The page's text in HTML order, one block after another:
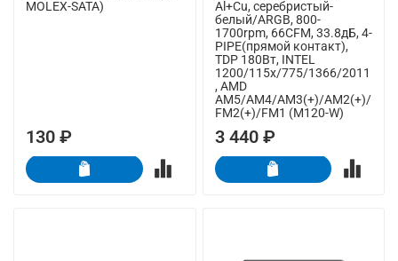
MOLEX-SATA)
130 ₽
Al+Cu, серебристый-
белый/ARGB, 800-
1700rpm, 66CFM, 33.8дБ, 4-
PIPE(прямой контакт),
TDP 180Вт, INTEL
1200/115x/775/1366/2011
, AMD
AM5/AM4/AM3(+)/AM2(+)/
FM2(+)/FM1 (M120-W)
3 440 ₽